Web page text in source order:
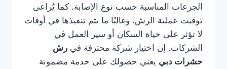
الجرعات المناسبة حسب نوع الإصابة. كما يُراعى
توقيت عملية الرش، وغالبًا ما يتم تنفيذها في أوقات
لا تؤثر على حياة السكان أو سير العمل في
الشركات. إن اختيار شركة محترفة في رش
حشرات دبي يعني حصولك على خدمة مضمونة